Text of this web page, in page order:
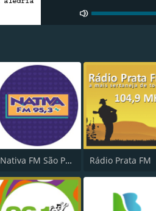
Nativa FM São Paulo Rádio Prata FM